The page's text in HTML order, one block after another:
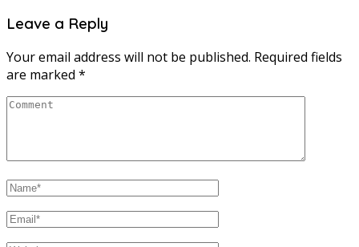
Leave a Reply
Your email address will not be published. Required fields
are marked *